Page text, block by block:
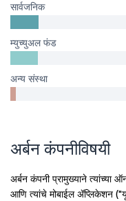
सार्वजनिक
म्युच्युअल फंड
अन्य संस्था
अर्बन कंपनीविषयी
अर्बन कंपनी प्रामुख्याने त्यांच्या
आणि त्यांचे मोबाईल ॲप्लिकेशन